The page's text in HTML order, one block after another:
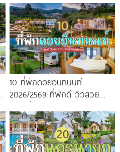
10 ที่พักดอยอินทนนท์
2026/2569 ที่พักดี วิวสวย